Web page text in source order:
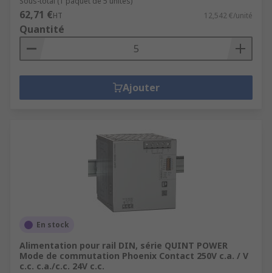
62,71 €HT 12,542 €/unité
Quantité
Ajouter
En stock
Alimentation pour rail DIN, série QUINT POWER
Mode de commutation Phoenix Contact 250V c.a. / V
c.c. c.a./c.c. 24V c.c.